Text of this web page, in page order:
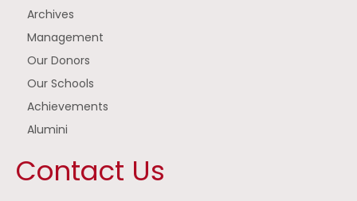
Archives
Management
Our Donors
Our Schools
Achievements
Alumini
Contact Us